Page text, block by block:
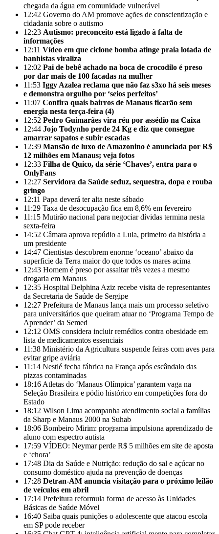
chegada da água em comunidade vulnerável
12:42 Governo do AM promove ações de conscientização e
cidadania sobre o autismo
12:23 Autismo: preconceito está ligado à falta de
informações
12:11 Vídeo em que ciclone bomba atinge praia lotada de
banhistas viraliza
12:02 Pai de bebê achado na boca de crocodilo é preso
por dar mais de 100 facadas na mulher
11:53 Iggy Azalea reclama que não faz s3xo há seis meses
e demonstra orgulho por ‘seios perfeitos’
11:07 Confira quais bairros de Manaus ficarão sem
energia nesta terça-feira (4)
12:52 Pedro Guimarães vira réu por assédio na Caixa
12:44 Jojo Todynho perde 24 Kg e diz que consegue
amarrar sapatos e subir escadas
12:39 Mansão de luxo de Amazonino é anunciada por R$
12 milhões em Manaus; veja fotos
12:33 Filha de Quico, da série ‘Chaves’, entra para o
OnlyFans
12:27 Servidora da Saúde seduz, sequestra, dopa e rouba
gringo
12:11 Papa deverá ter alta neste sábado
11:29 Taxa de desocupação fica em 8,6% em fevereiro
11:15 Mutirão nacional para negociar dívidas termina nesta
sexta-feira
14:52 Câmara aprova repúdio a Lula, primeiro da história a
um presidente
14:47 Cientistas descobrem enorme ‘oceano’ abaixo da
superfície da Terra maior do que todos os mares acima
12:43 Homem é preso por assaltar três vezes a mesmo
drogaria em Manaus
12:35 Hospital Delphina Aziz recebe visita de representantes
da Secretaria de Saúde de Sergipe
12:27 Prefeitura de Manaus lança mais um processo seletivo
para universitários que queiram atuar no ‘Programa Tempo de
Aprender’ da Semed
12:12 OMS considera incluir remédios contra obesidade em
lista de medicamentos essenciais
11:38 Ministério da Agricultura suspende feiras com aves para
evitar gripe aviária
11:14 Nestlé fecha fábrica na França após escândalo das
pizzas contaminadas
18:16 Atletas do ‘Manaus Olímpica’ garantem vaga na
Seleção Brasileira e pódio histórico em competições fora do
Estado
18:12 Wilson Lima acompanha atendimento social a famílias
da Sharp e Manaus 2000 na Suhab
18:06 Bombeiro Mirim: programa impulsiona aprendizado de
aluno com espectro autista
17:59 VÍDEO: Neymar perde R$ 5 milhões em site de aposta
e ‘chora’
17:48 Dia da Saúde e Nutrição: redução do sal e açúcar no
consumo doméstico ajuda na prevenção de doenças
17:28 Detran-AM anuncia visitação para o próximo leilão
de veículos em abril
17:14 Prefeitura reformula forma de acesso às Unidades
Básicas de Saúde Móvel
16:40 Saiba quais punições o adolescente que atacou escola
em SP pode receber